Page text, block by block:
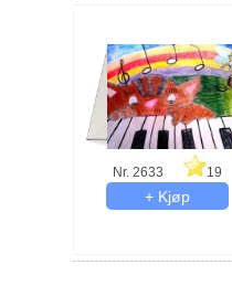
Nr. 2633 19